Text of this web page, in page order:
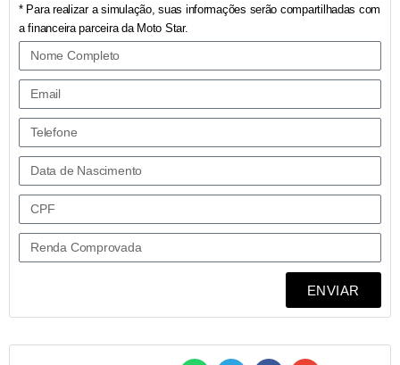
* Para realizar a simulação, suas informações serão compartilhadas com
a financeira parceira da Moto Star.
ENVIAR